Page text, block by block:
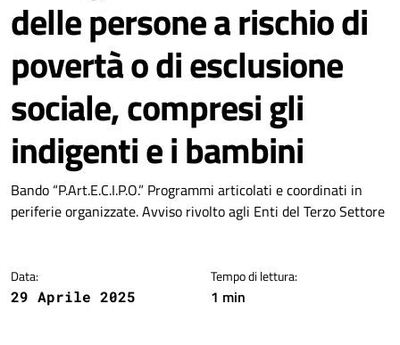
delle persone a rischio di
povertà o di esclusione
sociale, compresi gli
indigenti e i bambini
Dettagli della notizia
Bando “P.Art.E.C.I.P.O.” Programmi articolati e coordinati in
periferie organizzate. Avviso rivolto agli Enti del Terzo Settore
Data:
29 Aprile 2025
Tempo di lettura:
1 min